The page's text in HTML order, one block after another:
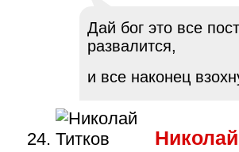
Дай бог это все
развалится,
и все наконец